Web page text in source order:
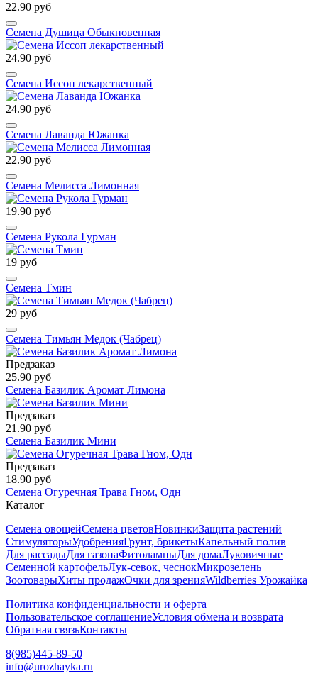
22.90 руб
Семена Душица Обыкновенная
24.90 руб
Семена Иссоп лекарственный
24.90 руб
Семена Лаванда Южанка
22.90 руб
Семена Мелисса Лимонная
19.90 руб
Семена Рукола Гурман
19 руб
Семена Тмин
29 руб
Семена Тимьян Медок (Чабрец)
Предзаказ
25.90 руб
Семена Базилик Аромат Лимона
Предзаказ
21.90 руб
Семена Базилик Мини
Предзаказ
18.90 руб
Семена Огуречная Трава Гном, Одн
Каталог
Семена овощейСемена цветовНовинкиЗащита растений
СтимуляторыУдобренияГрунт, брикетыКапельный полив
Для рассадыДля газонаФитолампыДля домаЛуковичные
Семенной картофельЛук-севок, чеснокМикрозелень
ЗоотоварыХиты продажОчки для зренияWildberries Урожайка
Политика конфиденциальности и оферта
Пользовательское соглашениеУсловия обмена и возврата
Обратная связьКонтакты
8(985)445-89-50
info@urozhayka.ru